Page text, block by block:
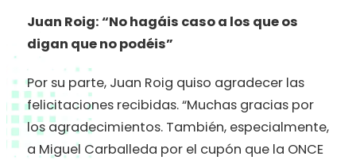
Juan Roig: “No hagáis caso a los que os
digan que no podéis”
Por su parte, Juan Roig quiso agradecer las
felicitaciones recibidas. “Muchas gracias por
los agradecimientos. También, especialmente,
a Miguel Carballeda por el cupón que la ONCE